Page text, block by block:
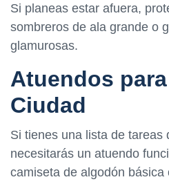
Si planeas estar afuera,
sombreros de ala grande o
glamurosas.
Atuendos
Ciudad
Si tienes una lista de tareas
necesitarás un atuendo
camiseta de algodón